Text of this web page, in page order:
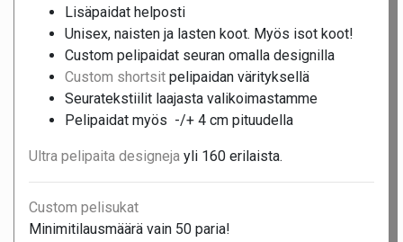
Lisäpaidat helposti
Unisex, naisten ja lasten koot. Myös isot koot!
Custom pelipaidat seuran omalla designilla
Custom shortsit pelipaidan värityksellä
Seuratekstiilit laajasta valikoimastamme
Pelipaidat myös -/+ 4 cm pituudella
Ultra pelipaita designeja yli 160 erilaista.
Custom pelisukat
Minimitilausmäärä vain 50 paria!